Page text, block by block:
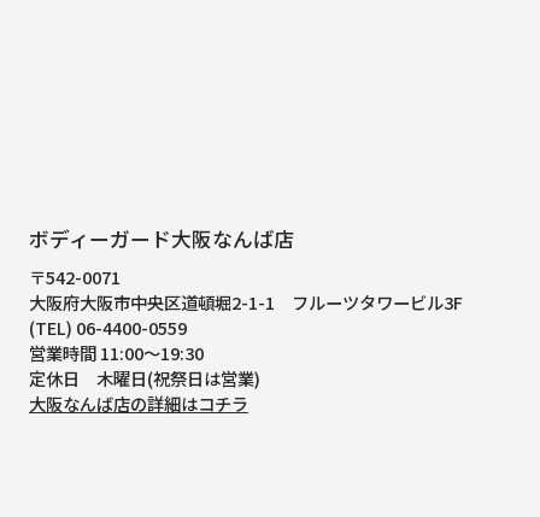
ボディーガード大阪なんば店
〒542-0071
大阪府大阪市中央区道頓堀2-1-1
フルーツタワービル3F
(TEL) 06-4400-0559
営業時間 11:00～19:30
定休日 木曜日(祝祭日は営業)
大阪なんば店の詳細はコチラ